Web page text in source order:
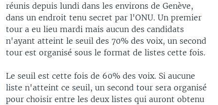
réunis depuis lundi dans les environs de Genève,
dans un endroit tenu secret par l'ONU. Un premier
tour a eu lieu mardi mais aucun des candidats
n'ayant atteint le seuil des 70% des voix, un second
tour est organisé sous le format de listes cette fois.
Le seuil est cette fois de 60% des voix. Si aucune
liste n'atteint ce seuil, un second tour sera organisé
pour choisir entre les deux listes qui auront obtenu